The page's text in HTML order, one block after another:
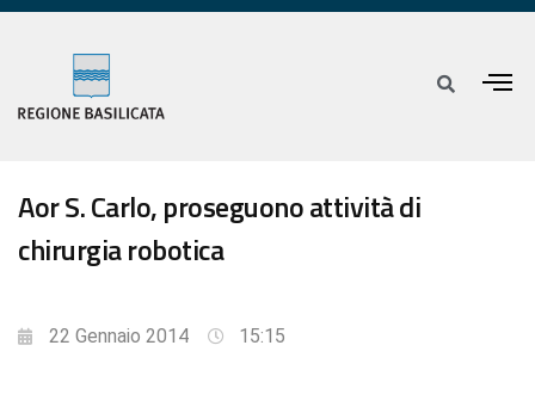
Aor S. Carlo, proseguono attività di
chirurgia robotica
22 Gennaio 2014 15:15